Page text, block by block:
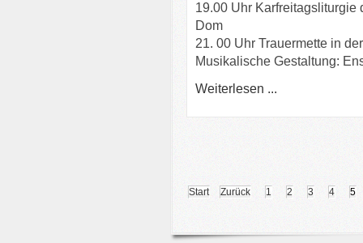
19.00 Uhr Karfreitagsliturgie
Dom
21. 00 Uhr Trauermette in
Musikalische Gestaltung:
Weiterlesen ...
Start Zurück 1 2 3 4 5